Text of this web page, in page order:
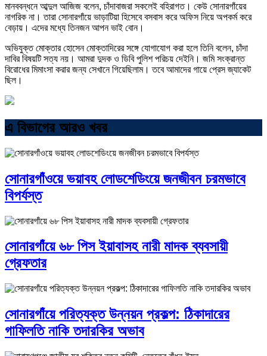
মানববন্ধনে আব্দুল আজিজ বলেন, চাঁদাবাজরা সকলেই বহিরাগত। কেউ সোনারগাঁয়ের
নাগরিক না। তারা সোনারগাঁয়ে ভাড়াটিয়া হিসেবে বসবাস করে অফিস নিয়ে অপকর্ম করে
বেড়ায়। এদের মধ্যে তিনজন আপন ভাই বোন।
অভিযুক্ত মোক্তার হোসেন মোক্তাদিরের সঙ্গে যোগাযোগ করা হলে তিনি বলেন, চাঁদা
দাবির বিষয়টি সত্য নয়। আমরা দুদক ও ডিবি পুলিশ পরিচয় দেইনি। জমি সংক্রান্ত
বিরোধের মিমাংসা করার জন্য সেখানে গিয়েছিলাম। তবে আমাদের গায়ে প্রেস জ্যাকেট
ছিল।
এ বিভাগের আরও খবর
সোনারগাঁওয়ে ভয়াবহ লোডশেডিংয়ে জনজীবন চরমভাবে
বিপর্যস্ত
সোনারগাঁয়ে ৬৮ পিস ইয়াবাসহ নারী মাদক ব্যবসায়ী
গ্রেফতার
সোনারগাঁয়ে পরিত্যক্ত উন্নয়ন প্রকল্প: ঠিকাদারের
গাফিলতি নাকি তদারকির অভাব